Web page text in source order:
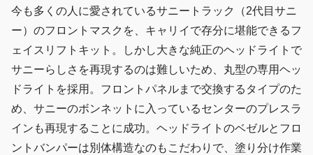
今も多くの人に愛されているサニートラック（2代目サニ
ー）のフロントマスクを、キャリイで存分に堪能できるフ
ェイスリフトキット。しかし大きな純正のヘッドライトで
サニーらしさを再現するのは難しいため、丸型の専用ヘッ
ドライトを採用。フロントパネルまで交換するタイプのた
め、サニーのボンネットに入っているセンターのプレスラ
インも再現することに成功。ヘッドライトのベゼルとフロ
ントバンパーは別体構造なのもこだわりで、塗り分け作業